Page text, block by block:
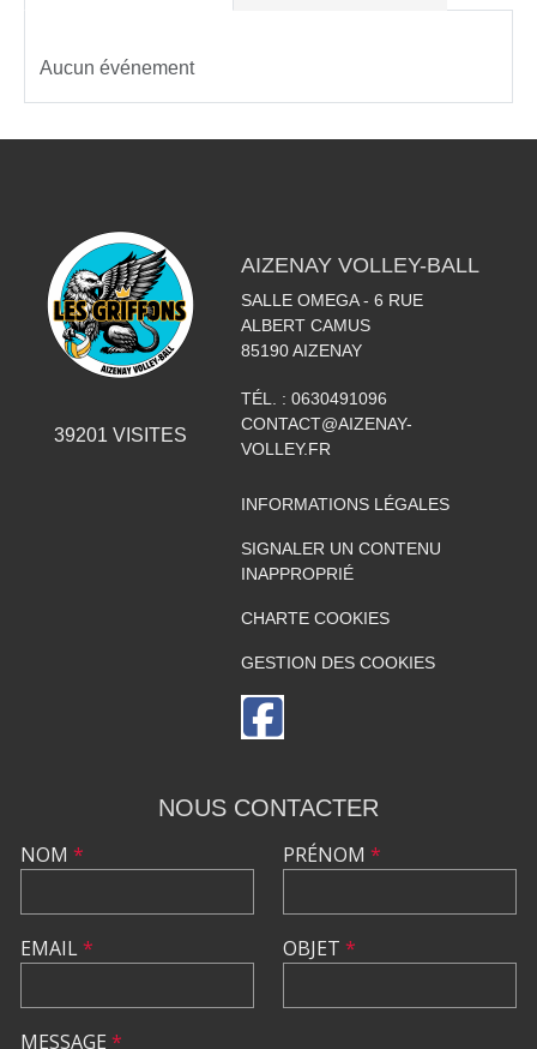
Aucun événement
39201 VISITES
AIZENAY VOLLEY-BALL
SALLE OMEGA - 6 RUE
ALBERT CAMUS
85190 AIZENAY
TÉL. : 0630491096
CONTACT@AIZENAY-
VOLLEY.FR
INFORMATIONS LÉGALES
SIGNALER UN CONTENU
INAPPROPRIÉ
CHARTE COOKIES
GESTION DES COOKIES
NOUS CONTACTER
NOM *
EMAIL*
PRÉNOM *
OBJET *
MESSAGE *